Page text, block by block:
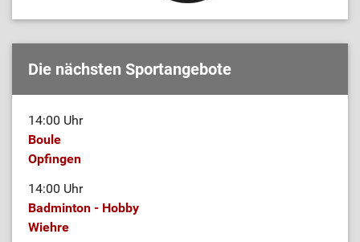
Die nächsten Sportangebote
14:00 Uhr
Boule
Opfingen
14:00 Uhr
Badminton - Hobby
Wiehre